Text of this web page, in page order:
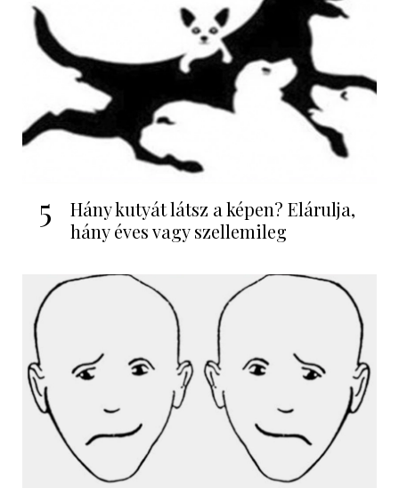
5
Hány kutyát látsz a képen? Elárulja,
hány éves vagy szellemileg